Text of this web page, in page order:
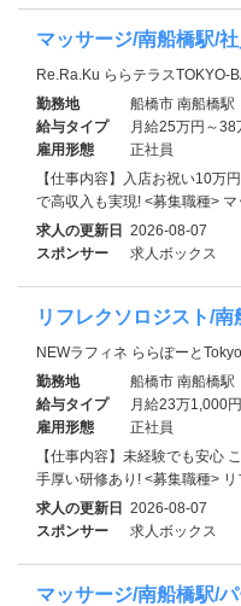
マッサージ/南船橋駅/
Re.Ra.Ku ららテラスTOKYO-
勤務地
船橋市 南船橋駅
給与タイプ
月給25万円～38
雇用形態
正社員
【仕事内容】入店お祝い10万
で高収入も実現! <募集職種> マ
求人の更新日 2026-08-07
スポンサー
求人ボックス
リフレクソロジスト/
NEWラフィネ ららぽーと
勤務地
船橋市 南船橋駅
給与タイプ
月給23万1,000
雇用形態
正社員
【仕事内容】未経験でも安心
手厚い研修あり! <募集職種>
求人の更新日 2026-08-07
スポンサー
求人ボックス
マッサージ/南船橋駅/